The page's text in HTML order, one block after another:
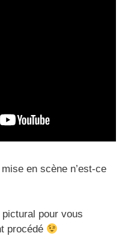
en scène n’est-ce
pour vous
procédé